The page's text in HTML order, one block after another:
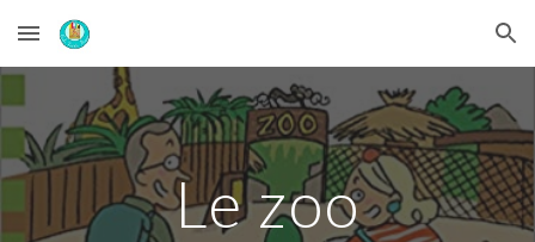
Skip to main content Skip to navigation
Le zoo